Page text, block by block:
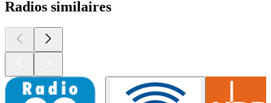
Radios similaires